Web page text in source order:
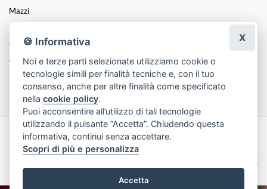
Mazzi
Piante
Centrotavola
Coroncine
Funebre
Made with byInfoser.it- Realizzazione Siti ecommerce per Fioristi
2026
Termini e Condizioni
🍪 Informativa
Noi e terze parti selezionate utilizziamo cookie o
tecnologie simili per finalità tecniche e, con il tuo
consenso, anche per altre finalità come specificato
nellacookie policy.
Puoi acconsentire all’utilizzo di tali tecnologie
utilizzando il pulsante “Accetta”. Chiudendo questa
informativa, continui senza accettare.
Scopri di più e personalizza
Accetta
X